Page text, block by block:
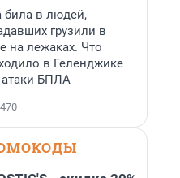
била в людей,
грузили в
на лежаках. Что
в Геленджике
атаки БПЛА